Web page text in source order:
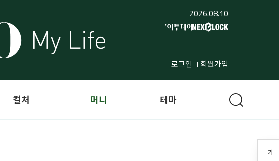
2026.08.10
로그인 회원가입
가
컬처 머니 테마